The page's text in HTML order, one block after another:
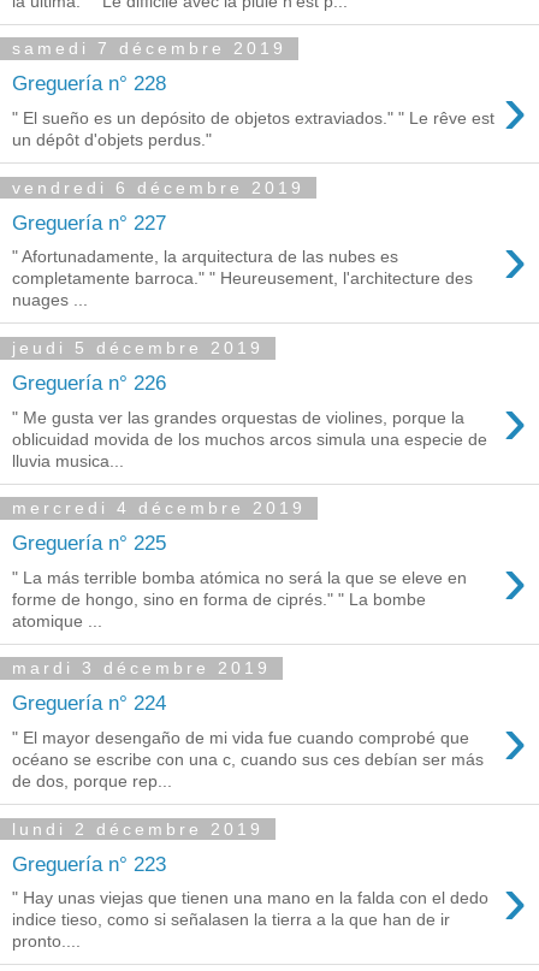
samedi 7 décembre 2019
Greguería n° 228 ›
" El sueño es un depósito de objetos extraviados." " Le rêve est
un dépôt d'objets perdus."
vendredi 6 décembre 2019
Greguería n° 227 ›
" Afortunadamente, la arquitectura de las nubes es
completamente barroca." " Heureusement, l'architecture des
nuages ...
jeudi 5 décembre 2019
Greguería n° 226 ›
" Me gusta ver las grandes orquestas de violines, porque la
oblicuidad movida de los muchos arcos simula una especie de
lluvia musica...
mercredi 4 décembre 2019
Greguería n° 225 ›
" La más terrible bomba atómica no será la que se eleve en
forme de hongo, sino en forma de ciprés." " La bombe
atomique ...
mardi 3 décembre 2019
Greguería n° 224 ›
" El mayor desengaño de mi vida fue cuando comprobé que
océano se escribe con una c, cuando sus ces debían ser más
de dos, porque rep...
lundi 2 décembre 2019
Greguería n° 223 ›
" Hay unas viejas que tienen una mano en la falda con el dedo
indice tieso, como si señalasen la tierra a la que han de ir
pronto....